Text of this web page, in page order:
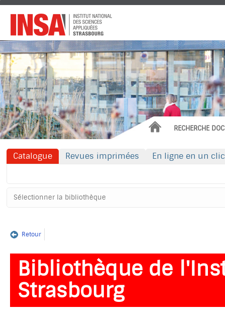
National
Sciences
Appliquées
ACCUEIL RECHERCHE
Catalogue Revues imprimées En ligne en un clic
votre
Retour
Bibliothèque de
Strasbourg